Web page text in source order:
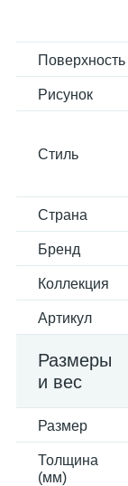
Поверхность
Рисунок
Стиль
Страна
Бренд
Коллекция
Артикул
Размеры
и вес
Размер
Толщина
(мм)